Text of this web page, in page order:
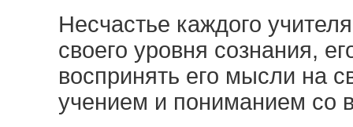
Несчастье каждого
своего уровня сознания,
воспринять его мысли на
учением и пониманием со